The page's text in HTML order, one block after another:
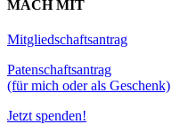
MACH MIT
Mitgliedschaftsantrag
Patenschaftsantrag
(für mich oder als Geschenk)
Jetzt spenden!